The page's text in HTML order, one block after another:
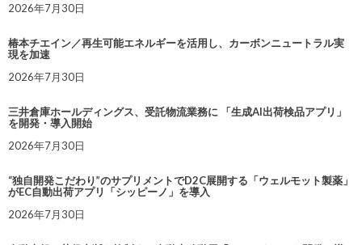
2026年7月30日
椿本チエイン／再生可能エネルギーを活用し、カーボンニュートラル実
現を加速
2026年7月30日
三井倉庫ホールディングス、受託物流業務に 「生成AI出荷検品アプリ」
を開発・導入開始
2026年7月30日
“独自開発こだわり”のサプリメントでD2C展開する「ウェルモット製薬」
がEC自動出荷アプリ「シッピーノ」を導入
2026年7月30日